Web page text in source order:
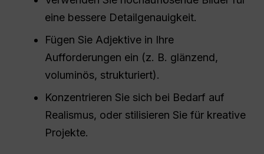
eine bessere Detailgenauigkeit.
Fügen Sie Adjektive in Ihre
Aufforderungen ein (z. B. glänzend,
voluminös, strukturiert).
Konzentrieren Sie sich bei Bedarf auf
Realismus, oder stilisieren Sie für kreative
Projekte.